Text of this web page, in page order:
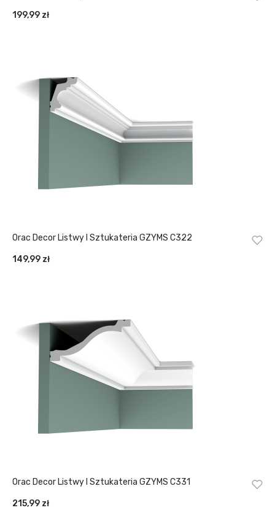
199,99 zł
Orac Decor Listwy I Sztukateria GZYMS C322
149,99 zł
Orac Decor Listwy I Sztukateria GZYMS C331
215,99 zł